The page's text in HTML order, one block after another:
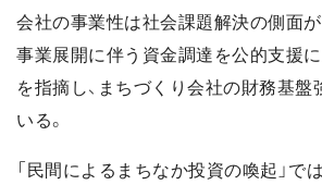
会社の事業性は社会課題解決の側面が
事業展開に伴う資金調達を公的支援
を指摘し、まちづくり会社の財務基盤
いる。
「民間によるまちなか投資の喚起」で